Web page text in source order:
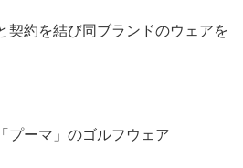
契約を結び同ブランドのウェアを
プーマ」のゴルフウェア